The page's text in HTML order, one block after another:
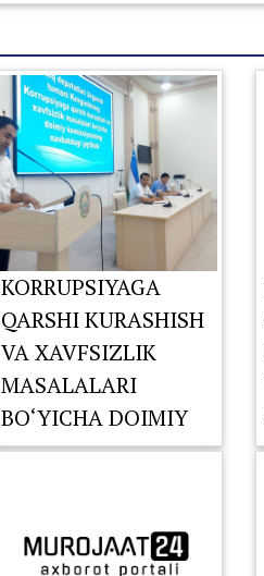
KORRUPSIYAGA
QARSHI KURASHISH
VA XAVFSIZLIK
MASALALARI
BO‘YICHA DOIMIY
KOMISSIYASINING
O‘TKAZILDI